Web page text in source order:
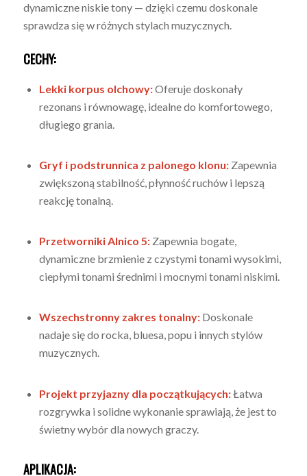
dynamiczne niskie tony — dzięki czemu doskonale
sprawdza się w różnych stylach muzycznych.
CECHY:
Lekki korpus olchowy:Oferuje doskonały
rezonans i równowagę, idealne do komfortowego,
długiego grania.
Gryf i podstrunnica z palonego klonu:Zapewnia
zwiększoną stabilność, płynność ruchów i lepszą
reakcję tonalną.
Przetworniki Alnico 5:Zapewnia bogate,
dynamiczne brzmienie z czystymi tonami wysokimi,
ciepłymi tonami średnimi i mocnymi tonami niskimi.
Wszechstronny zakres tonalny:Doskonale
nadaje się do rocka, bluesa, popu i innych stylów
muzycznych.
Projekt przyjazny dla początkujących:Łatwa
rozgrywka i solidne wykonanie sprawiają, że jest to
świetny wybór dla nowych graczy.
APLIKACJA: